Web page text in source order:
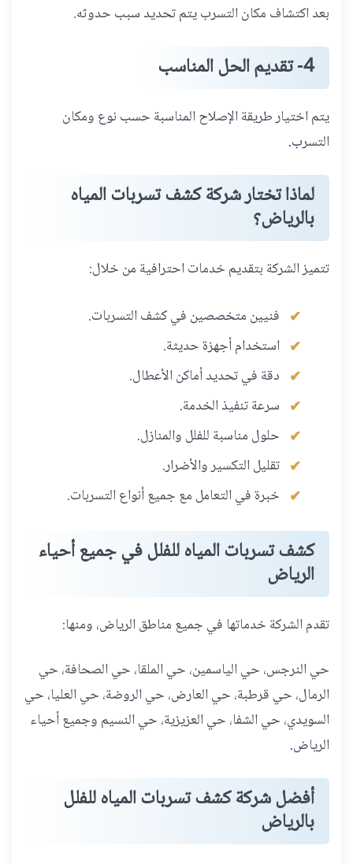
بعد اكتشاف مكان التسرب يتم تحديد سبب حدوثه.
4- تقديم الحل المناسب
يتم اختيار طريقة الإصلاح المناسبة حسب نوع ومكان
التسرب.
لماذا تختار شركة كشف تسربات المياه
بالرياض؟
تتميز الشركة بتقديم خدمات احترافية من خلال:
فنيين متخصصين في كشف التسربات.
استخدام أجهزة حديثة.
دقة في تحديد أماكن الأعطال.
سرعة تنفيذ الخدمة.
حلول مناسبة للفلل والمنازل.
تقليل التكسير والأضرار.
خبرة في التعامل مع جميع أنواع التسربات.
كشف تسربات المياه للفلل في جميع أحياء
الرياض
تقدم الشركة خدماتها في جميع مناطق الرياض، ومنها:
حي النرجس، حي الياسمين، حي الملقا، حي الصحافة، حي
الرمال، حي قرطبة، حي العارض، حي الروضة، حي العليا، حي
السويدي، حي الشفا، حي العزيزية، حي النسيم وجميع أحياء
الرياض.
أفضل شركة كشف تسربات المياه للفلل
بالرياض